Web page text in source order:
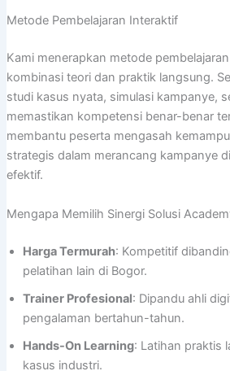
Metode Pembelajaran Interaktif
Kami menerapkan metode
kombinasi teori dan praktik langsung.
studi kasus nyata, simulasi kampanye,
memastikan kompetensi benar-benar
membantu peserta mengasah
strategis dalam merancang kampanye
efektif.
Mengapa Memilih Sinergi Solusi
Harga Termurah: Kompetitif
pelatihan lain di Bogor.
Trainer Profesional: Dipandu ahli
pengalaman bertahun-tahun.
Hands-On Learning: Latihan praktis
kasus industri.